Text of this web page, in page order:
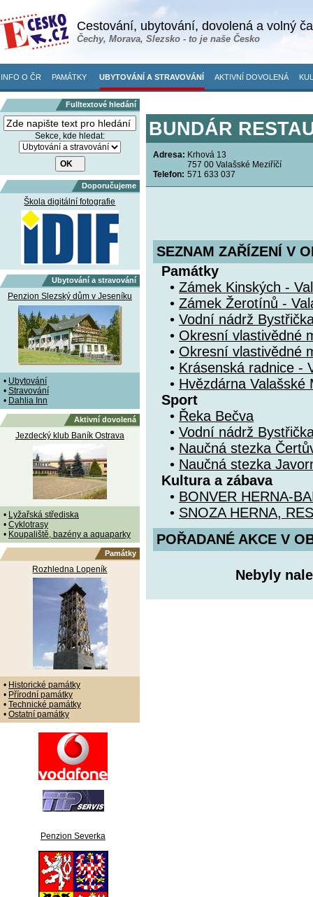
Cestování, ubytování, dovolená a volný
Čechy, Morava, Slezsko - to je naše Česko
INFO O ČR PAMÁTKY UBYTOVÁNÍ A STRAVOVÁNÍ AKTIVNÍ DOVOLENÁ
Fulltextové hledání
Sekce, kde hledat:
Doporučujeme
Škola digitální fotografie
Ubytování a stravování
Penzion Slezský dům v Jeseníku
• Ubytování
• Stravování
• Dahlia Inn
Aktivní dovolená
Jezdecký klub Baník Ostrava
• Lyžařská střediska
• Cyklotrasy
• Koupaliště, bazény a aquaparky
Památky
Rozhledna Lopeník
• Historické památky
• Přírodní památky
• Technické památky
• Ostatní památky
Penzion Severka
BUNDÁR
Adresa: Krhová 13
757 00 Valašské Meziříčí
Telefon: 571 633 037
SEZNAM ZAŘÍZENÍ V
Památky
• Zámek Kinských -
• Zámek Žerotínů -
• Vodní nádrž
• Okresní vlastivědné
• Okresní vlastivědné
• Krásenská radnice -
• Hvězdárna Valašské
Sport
• Řeka Bečva
• Vodní nádrž
• Naučná stezka
• Naučná stezka
Kultura a zábava
• BONVER HERNA-
• SNOZA HERNA,
POŘADANÉ AKCE V
Nebyly